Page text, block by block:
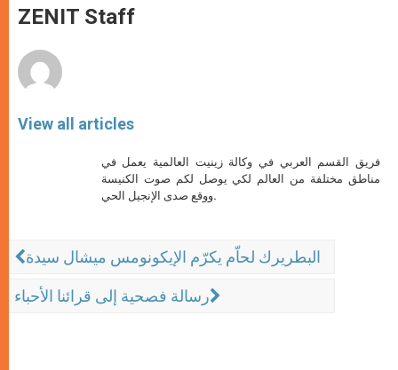
p
p
g
e
o
k
ZENIT Staff
View all articles
فريق القسم العربي في وكالة زينيت العالمية يعمل في
مناطق مختلفة من العالم لكي يوصل لكم صوت الكنيسة
ووقع صدى الإنجيل الحي.
البطريرك لحاّم يكرّم الإيكونومس ميشال سيدة
رسالة فصحية إلى قرائنا الأحباء